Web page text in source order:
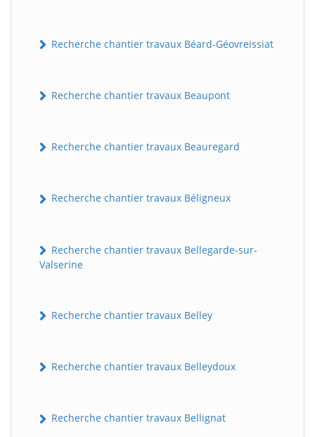
Recherche chantier travaux Béard-Géovreissiat
Recherche chantier travaux Beaupont
Recherche chantier travaux Beauregard
Recherche chantier travaux Béligneux
Recherche chantier travaux Bellegarde-sur-
Valserine
Recherche chantier travaux Belley
Recherche chantier travaux Belleydoux
Recherche chantier travaux Bellignat